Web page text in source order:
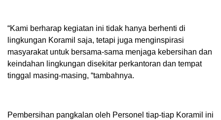
“Kami berharap kegiatan ini tidak hanya berhenti di
lingkungan Koramil saja, tetapi juga menginspirasi
masyarakat untuk bersama-sama menjaga kebersihan dan
keindahan lingkungan disekitar perkantoran dan tempat
tinggal masing-masing, “tambahnya.
Pembersihan pangkalan oleh Personel tiap-tiap Koramil ini